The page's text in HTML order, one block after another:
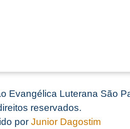
Evangélica Luterana São
reservados.
por Junior Dagostim